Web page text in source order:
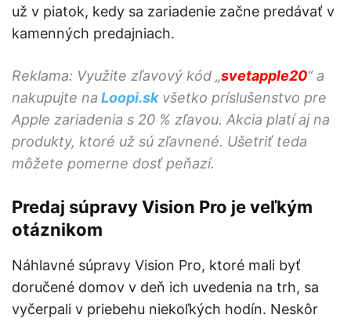
už v piatok, kedy sa zariadenie začne predávať v
kamenných predajniach.
Reklama: Využite zľavový kód „svetapple20“ a
nakupujte na Loopi.sk všetko príslušenstvo pre
Apple zariadenia s 20 % zľavou. Akcia platí aj na
produkty, ktoré už sú zľavnené. Ušetriť teda
môžete pomerne dosť peňazí.
Predaj súpravy Vision Pro je veľkým
otáznikom
Náhlavné súpravy Vision Pro, ktoré mali byť
doručené domov v deň ich uvedenia na trh, sa
vyčerpali v priebehu niekoľkých hodín. Neskôr